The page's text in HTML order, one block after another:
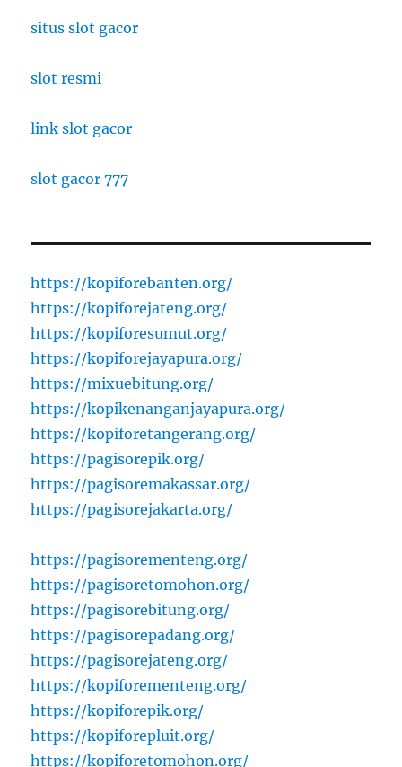
situs slot gacor
slot resmi
link slot gacor
slot gacor 777
https://kopiforebanten.org/
https://kopiforejateng.org/
https://kopiforesumut.org/
https://kopiforejayapura.org/
https://mixuebitung.org/
https://kopikenanganjayapura.org/
https://kopiforetangerang.org/
https://pagisorepik.org/
https://pagisoremakassar.org/
https://pagisorejakarta.org/
https://pagisorementeng.org/
https://pagisoretomohon.org/
https://pagisorebitung.org/
https://pagisorepadang.org/
https://pagisorejateng.org/
https://kopiforementeng.org/
https://kopiforepik.org/
https://kopiforepluit.org/
https://kopiforetomohon.org/